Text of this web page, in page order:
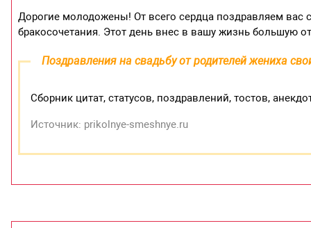
Дорогие молодожены! От всего сердца поздравляем
бракосочетания. Этот день внес в вашу жизнь большую
Поздравления на свадьбу от родителей жениха
Сборник цитат, статусов, поздравлений, тостов,
Источник: prikolnye-smeshnye.ru